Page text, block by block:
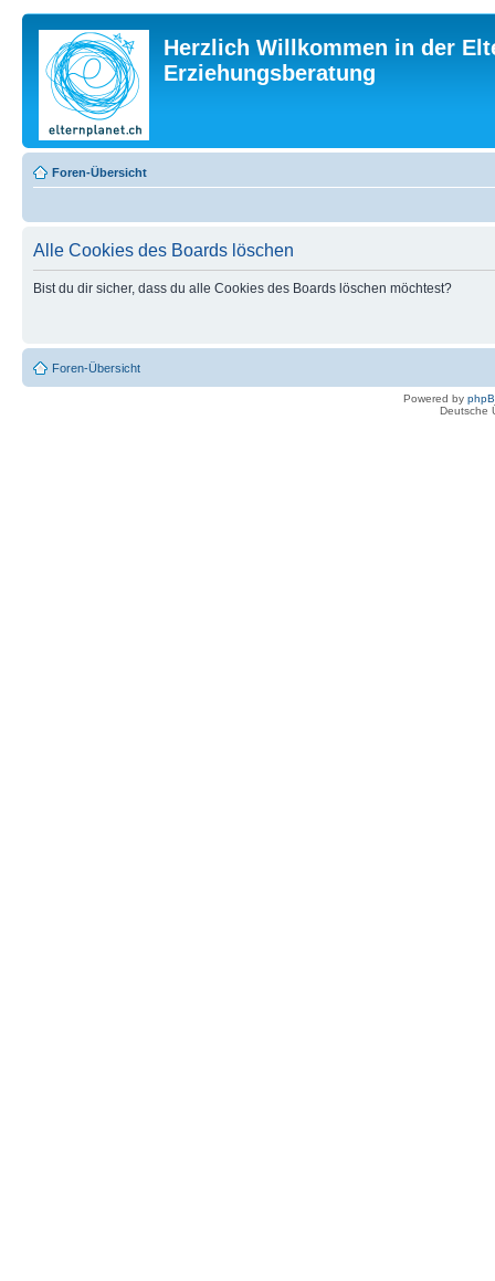
Herzlich Willkommen in der
Erziehungsberatung
Foren-Übersicht
Alle Cookies des Boards löschen
Bist du dir sicher, dass du alle Cookies des Boards löschen möchtest?
Foren-Übersicht
Powered by
Deutsche